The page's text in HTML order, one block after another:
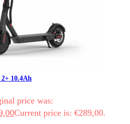
10.4Ah
price was:
Current price is: €289,00.